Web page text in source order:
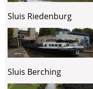
Sluis Riedenburg
Sluis Berching